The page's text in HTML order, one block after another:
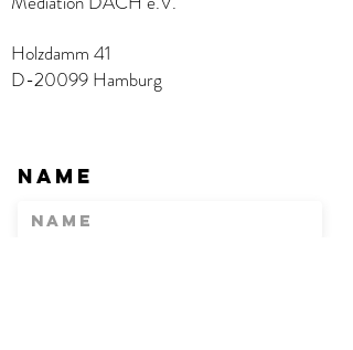
Holzdamm 41
D-20099 Hamburg
Name